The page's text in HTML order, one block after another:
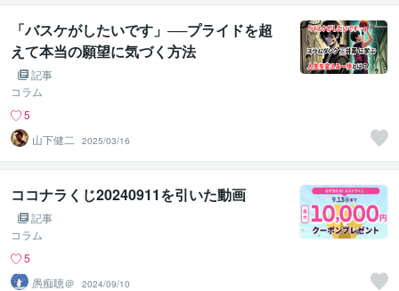
「バスケがしたいです」──プライドを超
えて本当の願望に気づく方法
記事
コラム
5
山下健二
2025/03/16
ココナラくじ20240911を引いた動画
記事
コラム
5
愚痴聴＠
2024/09/10